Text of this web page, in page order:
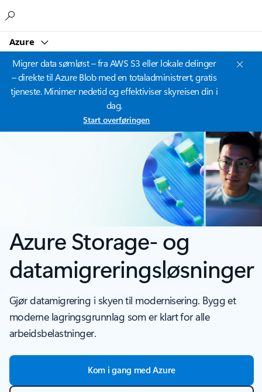
Azure
Migrer data sømløst – fra AWS S3 eller lokale delinger
– direkte til Azure Blob med en totaladministrert, gratis
tjeneste. Minimer nedetid og effektiviser skyreisen din i
dag.
Start overføringen
Azure Storage- og
datamigreringsløsninger
Gjør datamigrering i skyen til modernisering. Bygg et
moderne lagringsgrunnlag som er klart for alle
arbeidsbelastninger.
Kom i gang med Azure